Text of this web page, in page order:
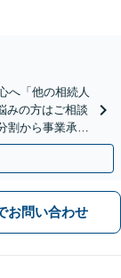
へ「他の相続人
みの方はご相談
から事業承継
お問い合わせ